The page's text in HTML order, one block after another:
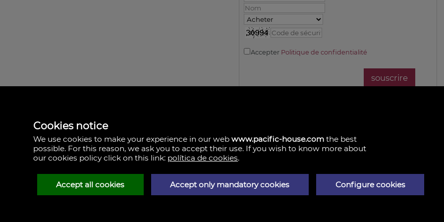
Accepter Politique de confidentialité
Cookies notice
We use cookies to make your experience in our webwww.pacific-house.com the best
possible. For this reason, we ask you to accept their use. If you wish to know more about
our cookies policy click on this link: política de cookies.
Accept all cookies Accept only mandatory cookies Configure cookies